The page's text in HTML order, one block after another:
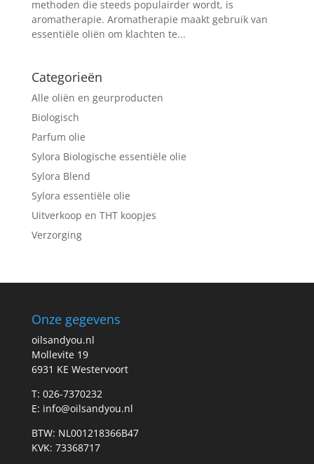
methoden die steeds populairder wordt, is
aromatherapie. Aromatherapie maakt gebruik van
essentiële oliën om klachten te...
Categorieën
Alle oliën en geurproducten
Biologisch
Parfum olie
Sylora Biologische essentiële olie
Sylora Blend
Sylora essentiële olie
Uitverkoop en THT koopjes
Verzorging
Onze gegevens
oilsandyou.nl
Mollevite 19
6931 KE Westervoort
T: 026-7370232
E: info@oilsandyou.nl
BTW: NL001218366B47
KVK: 73368717